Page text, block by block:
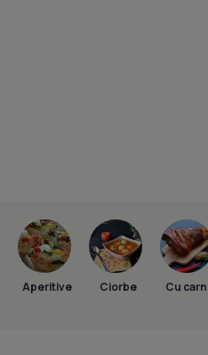
Aperitive Ciorbe Cu